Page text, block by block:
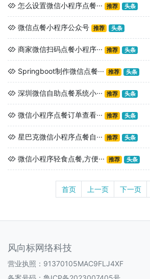
怎么设置微信小程序点餐··· 推荐 头条
微信点餐小程序公众号 推荐 头条
商家微信扫码点餐小程序··· 推荐 头条
Springboot制作微信点餐··· 推荐 头条
深圳微信自助点餐系统小··· 推荐 头条
微信小程序点餐订单查看··· 推荐 头条
星巴克微信小程序点餐自··· 推荐 头条
微信小程序轻食点餐,方便··· 推荐 头条
首页 上一页 下一页
风向标网络科技
营业执照：91370105MAC9FLJ4XF